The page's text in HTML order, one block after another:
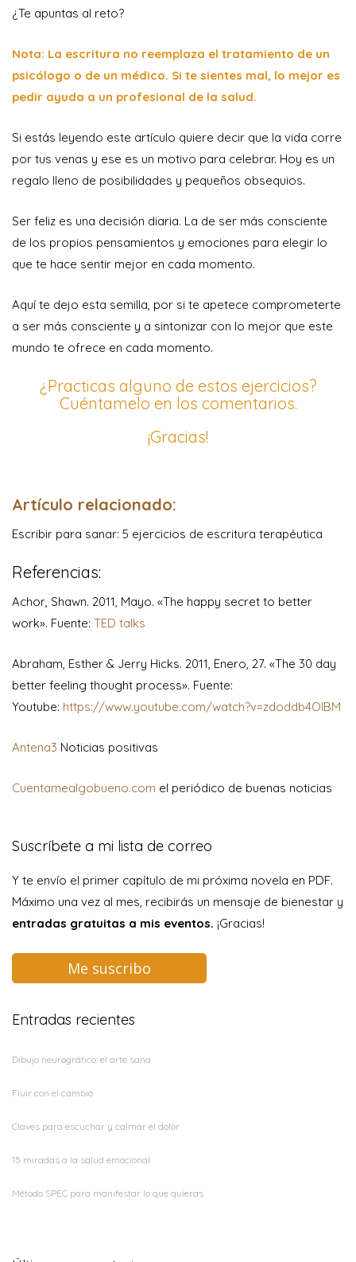
¿Te apuntas al reto?
Nota: La escritura no reemplaza el tratamiento de un
psicólogo o de un médico. Si te sientes mal, lo mejor es
pedir ayuda a un profesional de la salud.
Si estás leyendo este artículo quiere decir que la vida corre
por tus venas y ese es un motivo para celebrar. Hoy es un
regalo lleno de posibilidades y pequeños obsequios.
Ser feliz es una decisión diaria. La de ser más consciente
de los propios pensamientos y emociones para elegir lo
que te hace sentir mejor en cada momento.
Aquí te dejo esta semilla, por si te apetece comprometerte
a ser más consciente y a sintonizar con lo mejor que este
mundo te ofrece en cada momento.
¿Practicas alguno de estos ejercicios?
Cuéntamelo en los comentarios.
¡Gracias!
Artículo relacionado:
Escribir para sanar: 5 ejercicios de escritura terapéutica
Referencias:
Achor, Shawn. 2011, Mayo. «The happy secret to better
work». Fuente: TED talks
Abraham, Esther & Jerry Hicks. 2011, Enero, 27. «The 30 day
better feeling thought process». Fuente:
Youtube: https://www.youtube.com/watch?v=zdoddb4OIBM
Antena3 Noticias positivas
Cuentamealgobueno.com el periódico de buenas noticias
Suscríbete a mi lista de correo
Y te envío el primer capítulo de mi próxima novela en PDF.
Máximo una vez al mes, recibirás un mensaje de bienestar y
entradas gratuitas a mis eventos. ¡Gracias!
Me suscribo
Entradas recientes
Dibujo neurográfico: el arte sana
Fluir con el cambio
Claves para escuchar y calmar el dolor
15 miradas a la salud emocional
Método SPEC para manifestar lo que quieras